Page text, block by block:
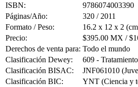
ISBN:
9786074003390
Páginas/Año:
320 / 2011
Formato / Peso:
16.2 x 12 x 2
Precio:
$395.00 MX /
Derechos de venta para: Todo el mundo
Clasificación Dewey:
609 -
Clasificación BISAC:
JNF061010
Clasificación BIC:
YNT (Ciencia y